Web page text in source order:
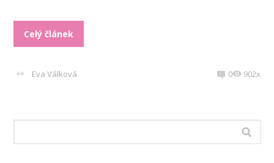
Celý článek
Eva Válková 0 902x